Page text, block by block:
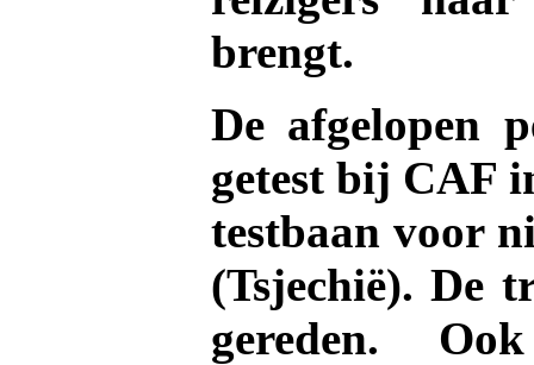
brengt.
De afgelopen
getest bij CAF
testbaan voor
(Tsjechië). De
gereden.